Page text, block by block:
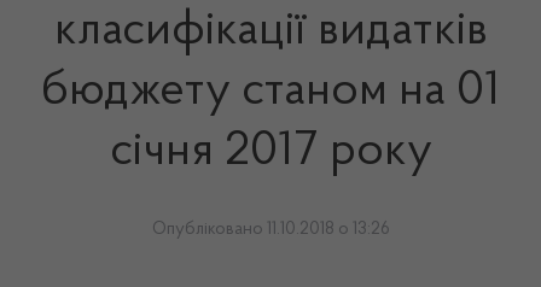
класифікації видатків
бюджету станом на 01
січня 2017 року
Опубліковано 11.10.2018 о 13:26